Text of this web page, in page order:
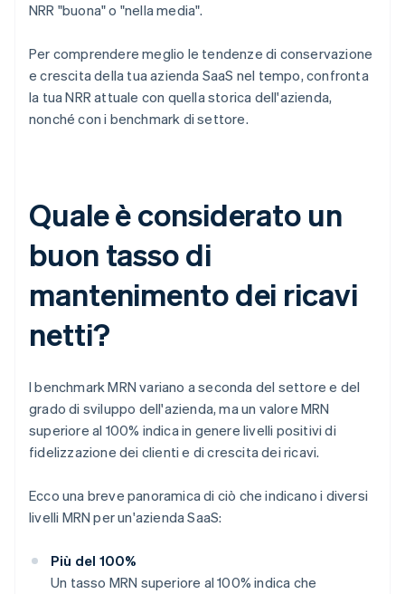
NRR "buona" o "nella media".
Per comprendere meglio le tendenze di conservazione
e crescita della tua azienda SaaS nel tempo, confronta
la tua NRR attuale con quella storica dell'azienda,
nonché con i benchmark di settore.
Quale è considerato un
buon tasso di
mantenimento dei ricavi
netti?
I benchmark MRN variano a seconda del settore e del
grado di sviluppo dell'azienda, ma un valore MRN
superiore al 100% indica in genere livelli positivi di
fidelizzazione dei clienti e di crescita dei ricavi.
Ecco una breve panoramica di ciò che indicano i diversi
livelli MRN per un'azienda SaaS:
Più del 100%
Un tasso MRN superiore al 100% indica che